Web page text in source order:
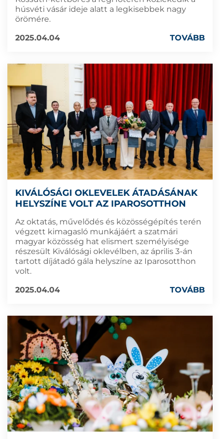
húsvéti vásár ideje alatt a legkisebbek nagy
örömére.
2025.04.04
TOVÁBB
KIVÁLÓSÁGI OKLEVELEK ÁTADÁSÁNAK
HELYSZÍNE VOLT AZ IPAROSOTTHON
Az oktatás, művelődés és közösségépítés terén
végzett kimagasló munkájáért a szatmári
magyar közösség hat elismert személyisége
részesült Kiválósági oklevélben, az április 3-án
tartott díjátadó gála helyszíne az Iparosotthon
volt.
2025.04.04
TOVÁBB